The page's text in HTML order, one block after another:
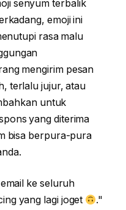
senyum terbalik
emoji ini
rasa malu
mengirim pesan
terlalu jujur, atau
untuk
yang diterima
bisa berpura-pura
ke seluruh
yang lagi joget
."